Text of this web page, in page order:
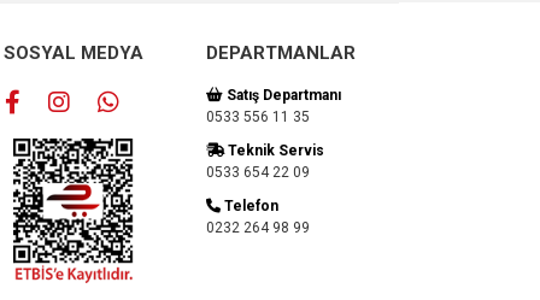
SOSYAL MEDYA DEPARTMANLAR
Satış Departmanı
0533 556 11 35
Teknik Servis
0533 654 22 09
Telefon
0232 264 98 99